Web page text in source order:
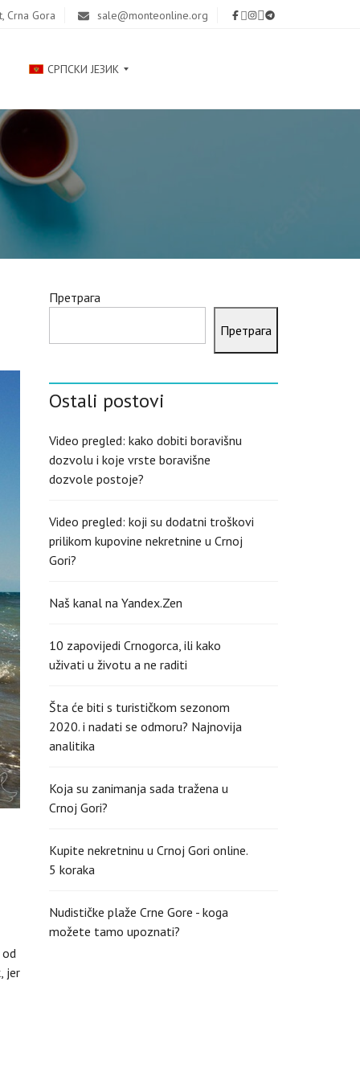
Crna Gora sale@monteonline.org
СРПСКИ ЈЕЗИК
Р
У
jer
Претрага
Претрага
Ostali postovi
Video pregled: kako dobiti boravišnu
dozvolu i koje vrste boravišne
dozvole postoje?
Video pregled: koji su dodatni troškovi
prilikom kupovine nekretnine u Crnoj
Gori?
Naš kanal na Yandex.Zen
10 zapovijedi Crnogorca, ili kako
uživati u životu a ne raditi
Šta će biti s turističkom sezonom
2020. i nadati se odmoru? Najnovija
analitika
Koja su zanimanja sada tražena u
Crnoj Gori?
Kupite nekretninu u Crnoj Gori online.
5 koraka
Nudističke plaže Crne Gore - koga
možete tamo upoznati?